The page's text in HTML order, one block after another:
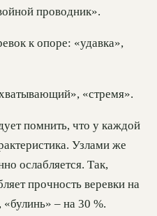
проводник».
к опоре: «удавка»,
«стремя».
помнить, что у каждой
Узлами же
ослабляется. Так,
прочность веревки на
– на 30 %.